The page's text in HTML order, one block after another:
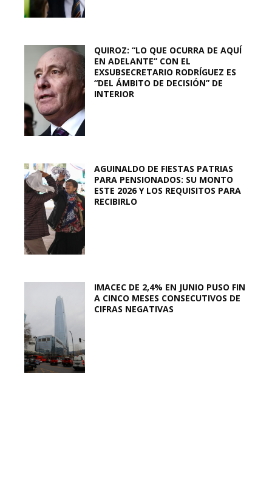
QUIROZ: “LO QUE OCURRA DE AQUÍ
EN ADELANTE” CON EL
EXSUBSECRETARIO RODRÍGUEZ ES
“DEL ÁMBITO DE DECISIÓN” DE
INTERIOR
AGUINALDO DE FIESTAS PATRIAS
PARA PENSIONADOS: SU MONTO
ESTE 2026 Y LOS REQUISITOS PARA
RECIBIRLO
IMACEC DE 2,4% EN JUNIO PUSO FIN
A CINCO MESES CONSECUTIVOS DE
CIFRAS NEGATIVAS